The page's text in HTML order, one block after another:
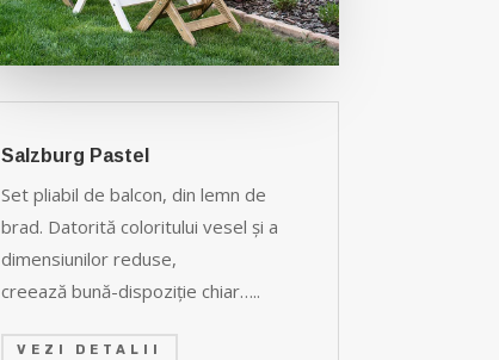
Salzburg Pastel
Set pliabil de balcon, din lemn de
brad. Datorită coloritului vesel şi a
dimensiunilor reduse,
creează bună-dispoziţie chiar…..
VEZI DETALII